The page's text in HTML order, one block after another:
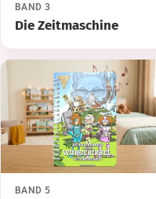
BAND 3
Die Zeitmaschine
BAND 5